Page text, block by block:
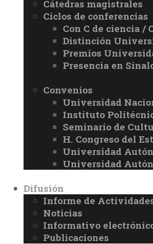
Cátedras magistrales
Ciclos de conferencias
Con C de ciencia /
Distinción
Premios
Presencia en
Convenios
Universidad
Instituto
Seminario de
H. Congreso del
Universidad
Universidad
Difusión
Informe de
Noticias
Informativo
Publicaciones